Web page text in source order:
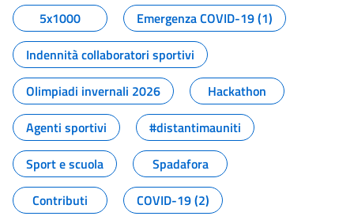
5x1000
Emergenza COVID-19 (1)
Indennità collaboratori sportivi
Olimpiadi invernali 2026
Hackathon
Agenti sportivi
#distantimauniti
Sport e scuola
Spadafora
Contributi
COVID-19 (2)